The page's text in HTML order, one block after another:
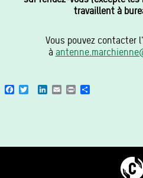
travaillent à
Vous pouvez contacter
à
Facebook
TwitterLinkedIn
EmailPrint